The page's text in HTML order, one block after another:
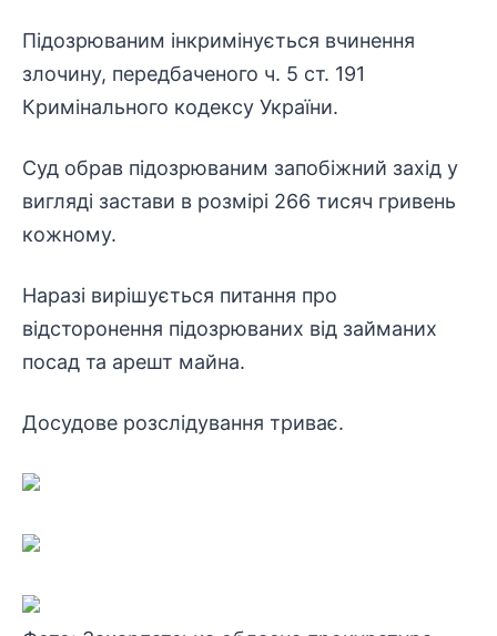
Підозрюваним інкримінується вчинення
злочину, передбаченого ч. 5 ст. 191
Кримінального кодексу України.
Суд обрав підозрюваним запобіжний захід у
вигляді застави в розмірі 266 тисяч гривень
кожному.
Наразі вирішується питання про
відсторонення підозрюваних від займаних
посад та арешт майна.
Досудове розслідування триває.